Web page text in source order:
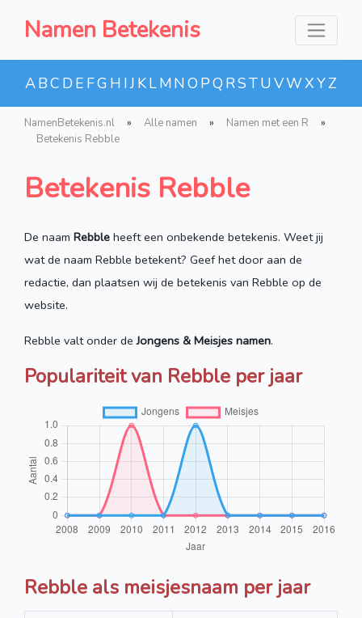
Namen Betekenis
ABC D E FG H IJ KLMNO PQ RSTUVWXYZ
NamenBetekenis.nl » Alle namen » Namen met een R
»
Betekenis Rebble
Betekenis Rebble
De naam Rebble heeft een onbekende betekenis. Weet jij
wat de naam Rebble betekent? Geef het door aan de
redactie, dan plaatsen wij de betekenis van Rebble op de
website.
Rebble valt onder deJongens & Meisjes namen.
Populariteit van Rebble per jaar
Rebble als meisjesnaam per jaar